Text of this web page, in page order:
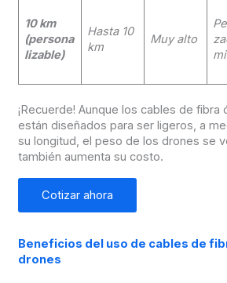
10 km
(persona
lizable)
Hasta 10
km
Muy alto
¡Recuerde! Aunque los cables de fibra
están diseñados para ser ligeros, a
su longitud, el peso de los drones se
también aumenta su costo.
Cotizar ahora
Beneficios del uso de cables de
drones